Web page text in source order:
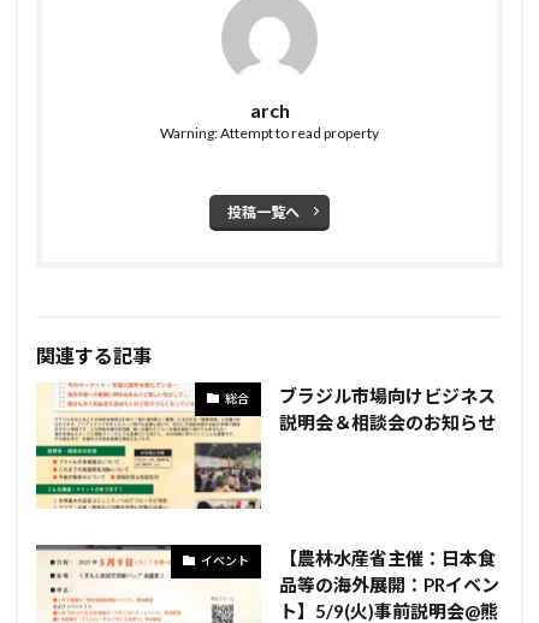
arch
Warning: Attempt to read property
投稿一覧へ
関連する記事
総合
ブラジル市場向けビジネス
説明会＆相談会のお知らせ
イベント
【農林水産省主催：日本食
品等の海外展開：PRイベン
ト】5/9(火)事前説明会@熊